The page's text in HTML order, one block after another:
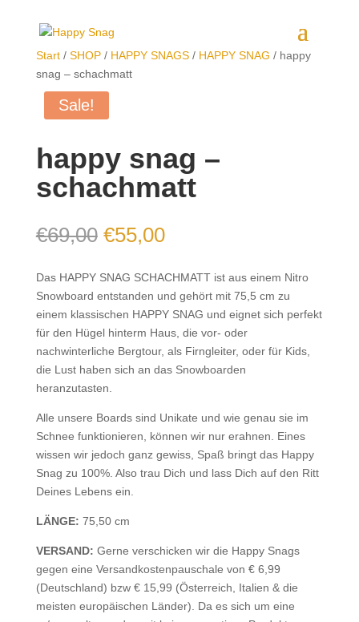
Start/ SHOP/ HAPPY SNAGS/ HAPPY SNAG / happy
snag – schachmatt
Sale!
happy snag –
schachmatt
€69,00 Original
price
was:
€69,00.
€55,00Current
is:
€55,00.
Das HAPPY SNAG SCHACHMATT ist aus einem Nitro
Snowboard entstanden und gehört mit 75,5 cm zu
einem klassischen HAPPY SNAG und eignet sich perfekt
für den Hügel hinterm Haus, die vor- oder
nachwinterliche Bergtour, als Firngleiter, oder für Kids,
die Lust haben sich an das Snowboarden
heranzutasten.
Alle unsere Boards sind Unikate und wie genau sie im
Schnee funktionieren, können wir nur erahnen. Eines
wissen wir jedoch ganz gewiss, Spaß bringt das Happy
Snag zu 100%. Also trau Dich und lass Dich auf den Ritt
Deines Lebens ein.
LÄNGE: 75,50 cm
VERSAND: Gerne verschicken wir die Happy Snags
gegen eine Versandkostenpauschale von € 6,99
(Deutschland) bzw € 15,99 (Österreich, Italien & die
meisten europäischen Länder). Da es sich um eine